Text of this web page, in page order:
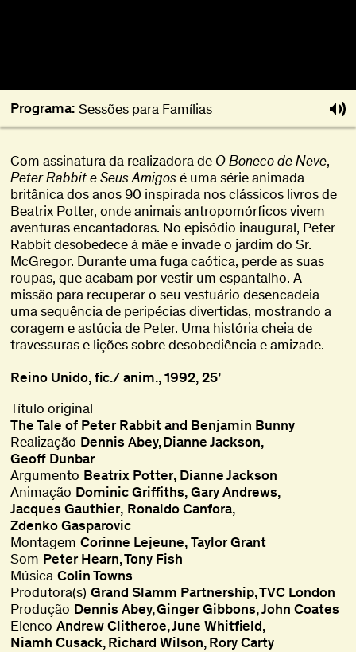
Programa: Sessões para Famílias
Com assinatura da realizadora de O Boneco de Neve,
Peter Rabbit e Seus Amigos é uma série animada
britânica dos anos 90 inspirada nos clássicos livros de
Beatrix Potter, onde animais antropomórficos vivem
aventuras encantadoras. No episódio inaugural, Peter
Rabbit desobedece à mãe e invade o jardim do Sr.
McGregor. Durante uma fuga caótica, perde as suas
roupas, que acabam por vestir um espantalho. A
missão para recuperar o seu vestuário desencadeia
uma sequência de peripécias divertidas, mostrando a
coragem e astúcia de Peter. Uma história cheia de
travessuras e lições sobre desobediência e amizade.
Reino Unido, fic./ anim., 1992, 25’
Título original
The Tale of Peter Rabbit and Benjamin Bunny
Realização Dennis Abey Dianne Jackson
Geoff Dunbar
Argumento Beatrix Potter, Dianne Jackson
Animação Dominic Griffiths, Gary Andrews,
Jacques Gauthier, Ronaldo Canfora,
Zdenko Gasparovic
Montagem Corinne Lejeune, Taylor Grant
Som Peter Hearn Tony Fish
Música Colin Towns
Produtora(s) Grand Slamm Partnership TVC London
Produção Dennis Abey Ginger Gibbons John Coates
Elenco Andrew Clitheroe June Whitfield
Niamh Cusack Richard Wilson Rory Carty